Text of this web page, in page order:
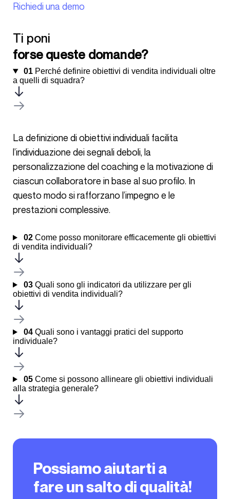
Possiamo aiutarti a
fare un salto di qualità!
Richiedi una demo
Ti poni
forse queste domande?
01Perché definire obiettivi di vendita individuali oltre
a quelli di squadra?
La definizione di obiettivi individuali facilita
l’individuazione dei segnali deboli, la
personalizzazione del coaching e la motivazione di
ciascun collaboratore in base al suo profilo. In
questo modo si rafforzano l’impegno e le
prestazioni complessive.
02Come posso monitorare efficacemente gli obiettivi
di vendita individuali?
03Quali sono gli indicatori da utilizzare per gli
obiettivi di vendita individuali?
04Quali sono i vantaggi pratici del supporto
individuale?
05Come si possono allineare gli obiettivi individuali
alla strategia generale?